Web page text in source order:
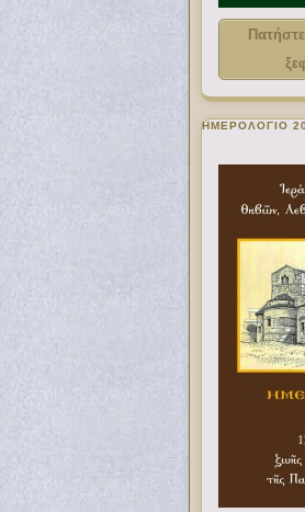
ΗΜΕΡΟΛΟΓΙΟ